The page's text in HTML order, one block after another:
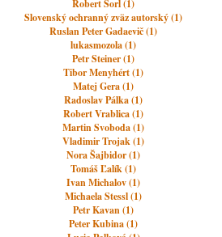
Robert Šorl (1)
Slovenský ochranný zväz autorský (1)
Ruslan Peter Gadaevič (1)
lukasmozola (1)
Petr Steiner (1)
Tibor Menyhért (1)
Matej Gera (1)
Radoslav Pálka (1)
Robert Vrablica (1)
Martin Svoboda (1)
Vladimir Trojak (1)
Nora Šajbidor (1)
Tomáš Ľalík (1)
Ivan Michalov (1)
Michaela Stessl (1)
Petr Kavan (1)
Peter Kubina (1)